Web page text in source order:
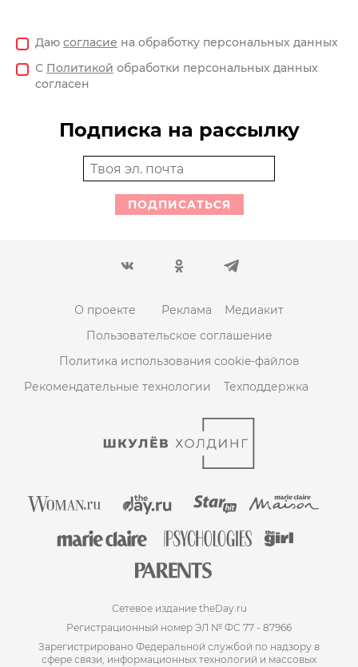
Даю согласие на обработку персональных данных
С Политикой обработки персональных данных
согласен
Подписка на рассылку
ПОДПИСАТЬСЯ
О проекте Реклама
Медиакит
Пользовательское соглашение
Политика использования cookie-файлов
Рекомендательные технологии
Техподдержка
Сетевое издание theDay.ru
Регистрационный номер ЭЛ № ФС 77 - 87966
Зарегистрировано Федеральной службой по надзору в
сфере связи, информационных технологий и массовых